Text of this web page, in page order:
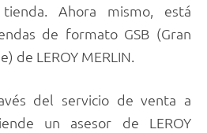
Ahora mismo, está
de formato GSB (Gran
de LEROY MERLIN.
del servicio de venta a
un asesor de LEROY